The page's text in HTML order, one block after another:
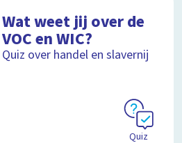
Wat weet jij over de
VOC en WIC?
Quiz over handel en slavernij
Quiz